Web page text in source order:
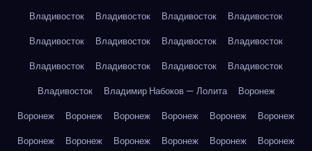
Владивосток
Владивосток Владивосток
Владивосток
Владивосток
Владивосток Владивосток
Владивосток
Владивосток
Владивосток Владивосток
Владивосток
Владивосток
Владимир Набоков — Лолита
Воронеж
Воронеж
Воронеж Воронеж Воронеж Воронеж
Воронеж
Воронеж
Воронеж Воронеж Воронеж Воронеж
Воронеж